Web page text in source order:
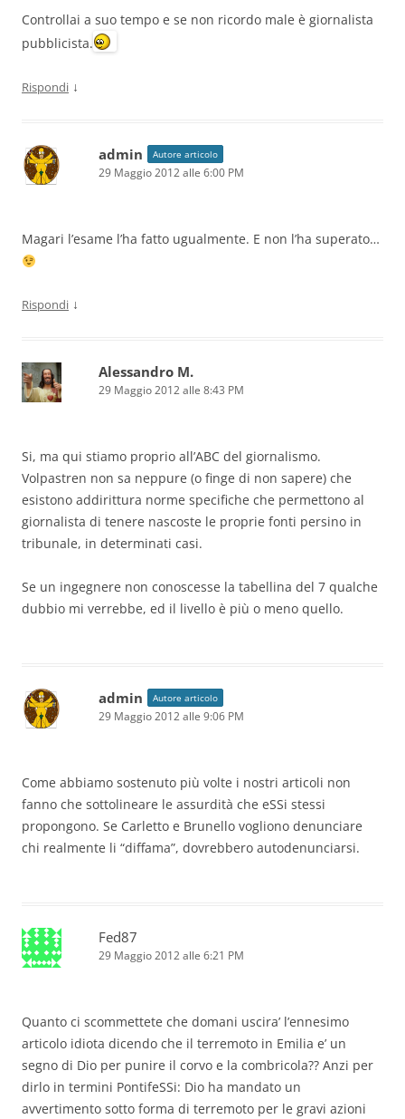
Controllai a suo tempo e se non ricordo male è giornalista
pubblicista.
Rispondi ↓
admin Autore articolo
29 Maggio 2012 alle 6:00 PM
Magari l’esame l’ha fatto ugualmente. E non l’ha superato…
Rispondi ↓
Alessandro M.
29 Maggio 2012 alle 8:43 PM
Si, ma qui stiamo proprio all’ABC del giornalismo.
Volpastren non sa neppure (o finge di non sapere) che
esistono addirittura norme specifiche che permettono al
giornalista di tenere nascoste le proprie fonti persino in
tribunale, in determinati casi.
Se un ingegnere non conoscesse la tabellina del 7 qualche
dubbio mi verrebbe, ed il livello è più o meno quello.
admin Autore articolo
29 Maggio 2012 alle 9:06 PM
Come abbiamo sostenuto più volte i nostri articoli non
fanno che sottolineare le assurdità che eSSi stessi
propongono. Se Carletto e Brunello vogliono denunciare
chi realmente li “diffama”, dovrebbero autodenunciarsi.
Fed87
29 Maggio 2012 alle 6:21 PM
Quanto ci scommettete che domani uscira’ l’ennesimo
articolo idiota dicendo che il terremoto in Emilia e’ un
segno di Dio per punire il corvo e la combricola?? Anzi per
dirlo in termini PontifeSSi: Dio ha mandato un
avvertimento sotto forma di terremoto per le gravi azioni